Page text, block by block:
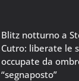
Blitz notturno a
Cutro: liberate le
occupate da
“segnaposto”